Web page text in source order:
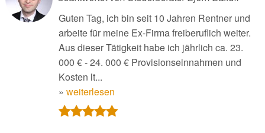
Guten Tag, ich bin seit 10 Jahren Rentner und
arbeite für meine Ex-Firma freiberuflich weiter.
Aus dieser Tätigkeit habe ich jährlich ca. 23.
000 € - 24. 000 € Provisionseinnahmen und
Kosten lt...
» weiterlesen